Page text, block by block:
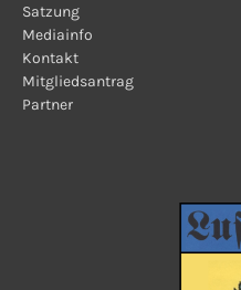
Satzung
Mediainfo
Kontakt
Mitgliedsantrag
Partner